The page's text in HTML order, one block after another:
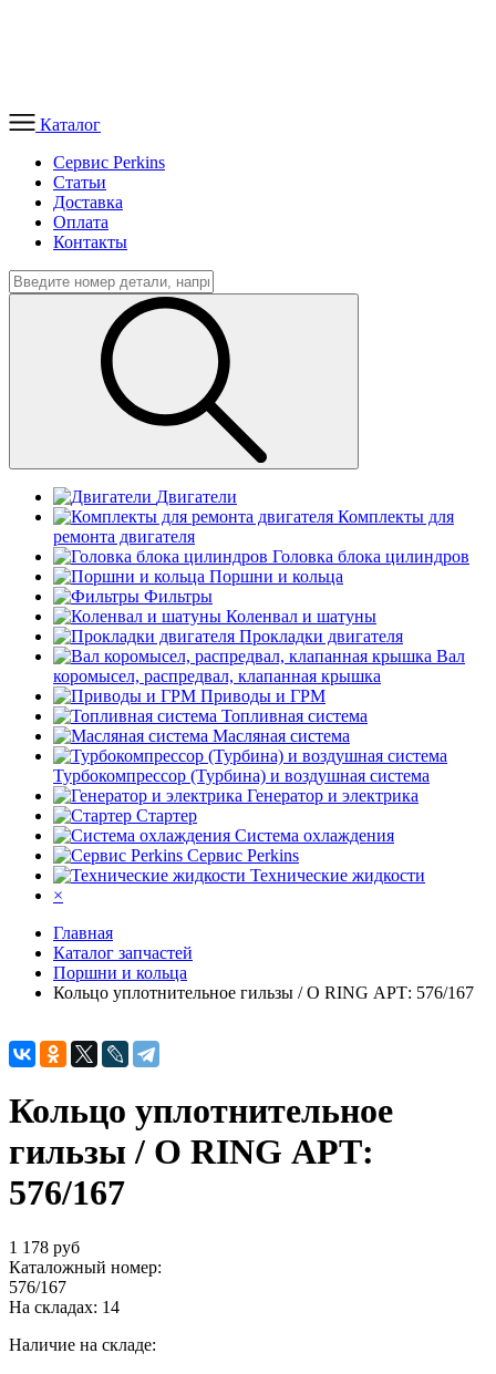
Каталог
Сервис Perkins
Статьи
Доставка
Оплата
Контакты
Двигатели
Комплекты для
ремонта двигателя
Головка блока цилиндров
Поршни и кольца
Фильтры
Коленвал и шатуны
Прокладки двигателя
Вал
коромысел, распредвал, клапанная крышка
Приводы и ГРМ
Топливная система
Масляная система
Турбокомпрессор (Турбина) и воздушная система
Генератор и электрика
Стартер
Система охлаждения
Сервис Perkins
Технические жидкости
×
Главная
Каталог запчастей
Поршни и кольца
Кольцо уплотнительное гильзы / O RING АРТ: 576/167
Кольцо уплотнительное
гильзы / O RING АРТ:
576/167
1 178 руб
Каталожный номер:
576/167
На складах: 14
Наличие на складе: